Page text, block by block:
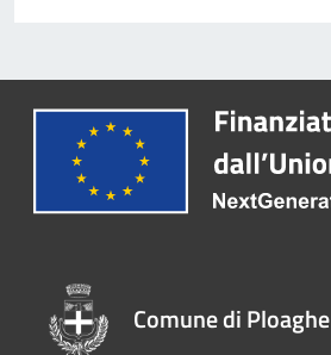
Comune di Ploaghe